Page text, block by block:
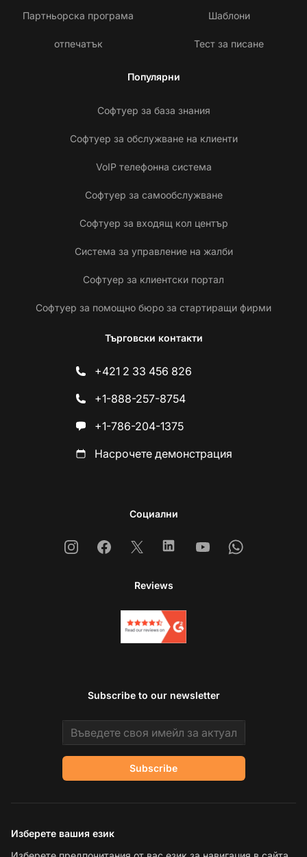
Партньорска програма
отпечатък
Шаблони
Тест за писане
Популярни
Софтуер за база знания
Софтуер за обслужване на клиенти
VoIP телефонна система
Софтуер за самообслужване
Софтуер за входящ кол център
Система за управление на жалби
Софтуер за клиентски портал
Софтуер за помощно бюро за стартиращи фирми
Търговски контакти
+421 2 33 456 826
+1-888-257-8754
+1-786-204-1375
Насрочете демонстрация
Социални
InstagramFacebook
X LinkedinYoutubeWhatsapp
Reviews
Subscribe to our newsletter
Email address
Subscribe
Изберете вашия език